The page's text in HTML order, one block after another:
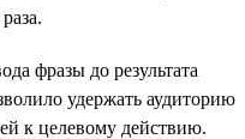
фразы до результата
удержать аудиторию
к целевому действию.